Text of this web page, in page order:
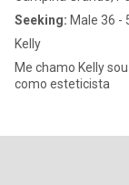
Seeking: Male 36 -
Kelly
Me chamo Kelly
como esteticista